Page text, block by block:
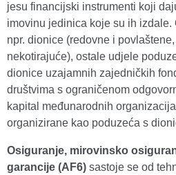
jesu financijski instrumenti koji
imovinu jedinica koje su ih izdale.
npr. dionice (redovne i
nekotirajuće), ostale udjele
dionice uzajamnih zajedničkih
društvima s ograničenom
kapital međunarodnih
organizirane kao poduzeća s
Osiguranje, mirovinsko
garancije (AF6) sastoje se od